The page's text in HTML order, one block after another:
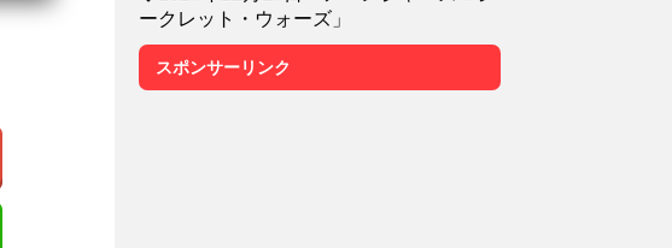
ークレット・ウォーズ」
スポンサーリンク